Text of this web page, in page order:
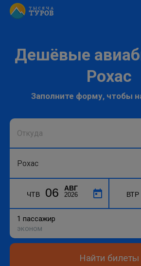
Дешёвые
Рохас
Заполните форму, чтобы
ЧТВ 06 АВГ
2026 ВТР
1 пассажир
эконом
Найти билеты